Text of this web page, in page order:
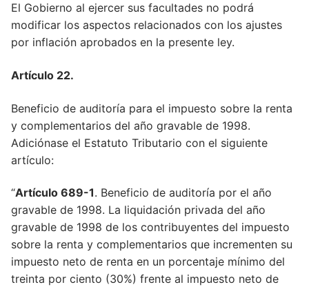
El Gobierno al ejercer sus facultades no podrá
modificar los aspectos relacionados con los ajustes
por inflación aprobados en la presente ley.
Artículo 22.
Beneficio de auditoría para el impuesto sobre la renta
y complementarios del año gravable de 1998.
Adiciónase el Estatuto Tributario con el siguiente
artículo:
“Artículo 689-1. Beneficio de auditoría por el año
gravable de 1998. La liquidación privada del año
gravable de 1998 de los contribuyentes del impuesto
sobre la renta y complementarios que incrementen su
impuesto neto de renta en un porcentaje mínimo del
treinta por ciento (30%) frente al impuesto neto de